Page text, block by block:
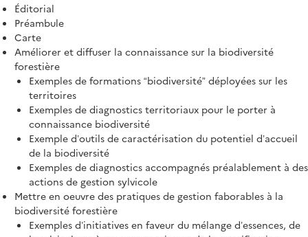
Éditorial
Préambule
Carte
Améliorer et diffuser la connaissance sur la biodiversité
forestière
Exemples de formations “biodiversité” déployées sur les
territoires
Exemples de diagnostics territoriaux pour le porter à
connaissance biodiversité
Exemple d’outils de caractérisation du potentiel d’accueil
de la biodiversité
Exemples de diagnostics accompagnés préalablement à des
actions de gestion sylvicole
Mettre en oeuvre des pratiques de gestion faborables à la
biodiversité forestière
Exemples d’initiatives en faveur du mélange d’essences, de